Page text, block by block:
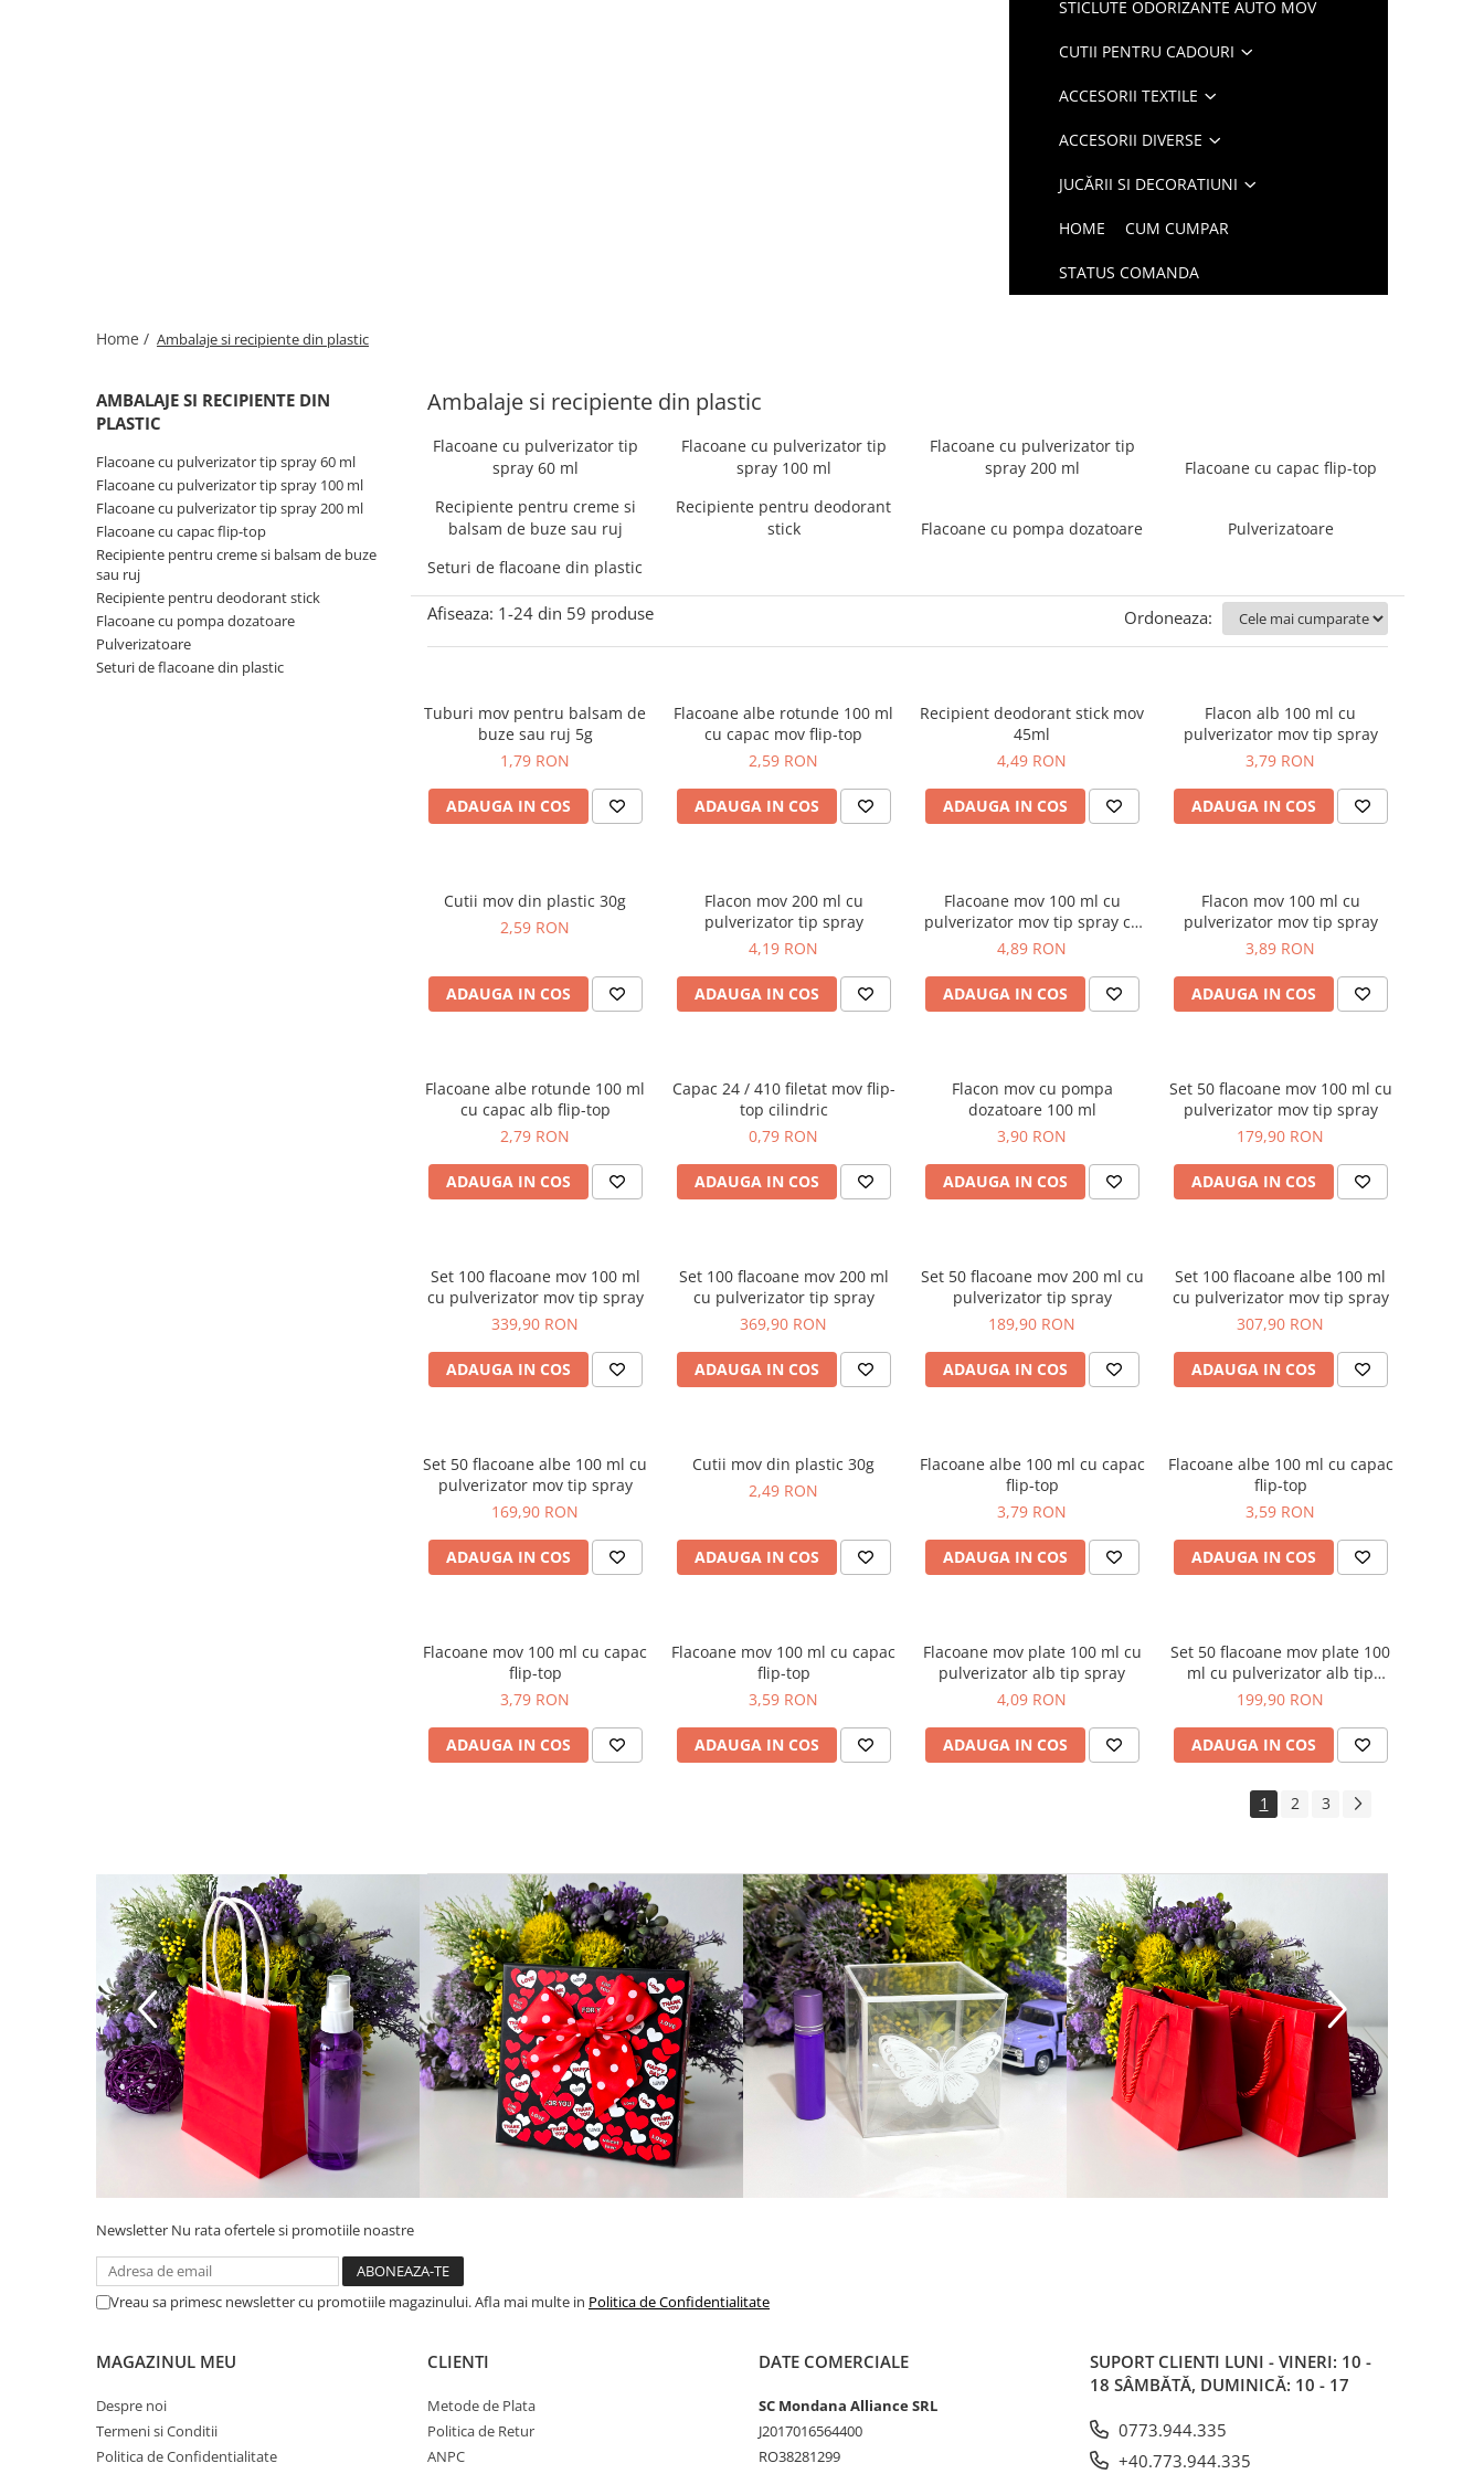
STICLUTE ODORIZANTE AUTO MOV
CUTII PENTRU CADOURI
ACCESORII TEXTILE
ACCESORII DIVERSE
JUCĂRII SI DECORATIUNI
HOME CUM CUMPAR
STATUS COMANDA
Home / Ambalaje si recipiente din plastic
Ambalaje si recipiente din plastic
AMBALAJE SI RECIPIENTE DIN
PLASTIC
Flacoane cu pulverizator tip spray 60 ml
Flacoane cu pulverizator tip spray 100 ml
Flacoane cu pulverizator tip spray 200 ml
Flacoane cu capac flip-top
Recipiente pentru creme si balsam de buze
sau ruj
Recipiente pentru deodorant stick
Flacoane cu pompa dozatoare
Pulverizatoare
Seturi de flacoane din plastic
Flacoane cu pulverizator tip
spray 60 ml
Flacoane cu pulverizator tip
spray 100 ml
Flacoane cu pulverizator tip
spray 200 ml
Flacoane cu capac flip-top
Recipiente pentru creme si
balsam de buze sau ruj
Recipiente pentru deodorant
stick
Flacoane cu pompa dozatoare
Pulverizatoare
Seturi de flacoane din plastic
Afiseaza: 1-24 din 59 produse Ordoneaza:
Tuburi mov pentru balsam de
buze sau ruj 5g
1,79 RON
ADAUGA IN COS
Flacoane albe rotunde 100 ml
cu capac mov flip-top
2,59 RON
ADAUGA IN COS
Recipient deodorant stick mov
45ml
4,49 RON
ADAUGA IN COS
Flacon alb 100 ml cu
pulverizator mov tip spray
3,79 RON
ADAUGA IN COS
Cutii mov din plastic 30g
2,59 RON
ADAUGA IN COS
Flacon mov 200 ml cu
pulverizator tip spray
4,19 RON
ADAUGA IN COS
Flacoane mov 100 ml cu
pulverizator mov tip spray cu
inel auriu
4,89 RON
ADAUGA IN COS
Flacon mov 100 ml cu
pulverizator mov tip spray
3,89 RON
ADAUGA IN COS
Flacoane albe rotunde 100 ml
cu capac alb flip-top
2,79 RON
ADAUGA IN COS
Capac 24 / 410 filetat mov flip-
top cilindric
0,79 RON
ADAUGA IN COS
Flacon mov cu pompa
dozatoare 100 ml
3,90 RON
ADAUGA IN COS
Set 50 flacoane mov 100 ml cu
pulverizator mov tip spray
179,90 RON
ADAUGA IN COS
Set 100 flacoane mov 100 ml
cu pulverizator mov tip spray
339,90 RON
ADAUGA IN COS
Set 100 flacoane mov 200 ml
cu pulverizator tip spray
369,90 RON
ADAUGA IN COS
Set 50 flacoane mov 200 ml cu
pulverizator tip spray
189,90 RON
ADAUGA IN COS
Set 100 flacoane albe 100 ml
cu pulverizator mov tip spray
307,90 RON
ADAUGA IN COS
Set 50 flacoane albe 100 ml cu
pulverizator mov tip spray
169,90 RON
ADAUGA IN COS
Cutii mov din plastic 30g
2,49 RON
ADAUGA IN COS
Flacoane albe 100 ml cu capac
flip-top
3,79 RON
ADAUGA IN COS
Flacoane albe 100 ml cu capac
flip-top
3,59 RON
ADAUGA IN COS
Flacoane mov 100 ml cu capac
flip-top
3,79 RON
ADAUGA IN COS
Flacoane mov 100 ml cu capac
flip-top
3,59 RON
ADAUGA IN COS
Flacoane mov plate 100 ml cu
pulverizator alb tip spray
4,09 RON
ADAUGA IN COS
Set 50 flacoane mov plate 100
ml cu pulverizator alb tip
spray
199,90 RON
ADAUGA IN COS
1 2 3
Newsletter Nu rata ofertele si promotiile noastre
Vreau sa primesc newsletter cu promotiile magazinului. Afla mai multe in Politica de Confidentialitate
MAGAZINUL MEU
Despre noi
Termeni si Conditii
Politica de Confidentialitate
CLIENTI
Metode de Plata
Politica de Retur
ANPC
DATE COMERCIALE
SC Mondana Alliance SRL
J2017016564400
RO38281299
SUPORT CLIENTI LUNI - VINERI: 10 -
18 SÂMBĂTĂ, DUMINICĂ: 10 - 17
0773.944.335
+40.773.944.335